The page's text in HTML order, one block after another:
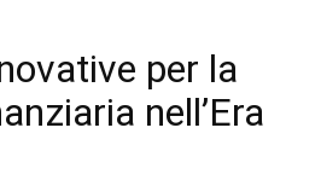
per la
nell’Era